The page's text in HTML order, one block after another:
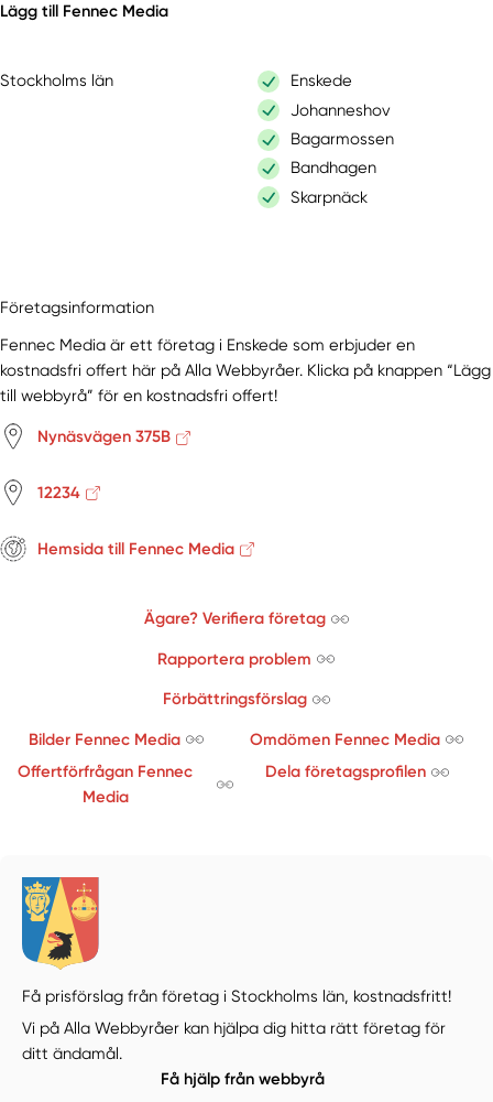
Lägg till Fennec Media
Stockholms län
Enskede
Johanneshov
Bagarmossen
Bandhagen
Skarpnäck
Företagsinformation
Fennec Media är ett företag i Enskede som erbjuder en
kostnadsfri offert här på Alla Webbyråer. Klicka på knappen “Lägg
till webbyrå” för en kostnadsfri offert!
Nynäsvägen 375B
12234
Hemsida till Fennec Media
Ägare? Verifiera företag
Rapportera problem
Förbättringsförslag
Bilder Fennec Media
Omdömen Fennec Media
Offertförfrågan Fennec
Media
Dela företagsprofilen
Få prisförslag från företag i Stockholms län, kostnadsfritt!
Vi på Alla Webbyråer kan hjälpa dig hitta rätt företag för
ditt ändamål.
Få hjälp från webbyrå